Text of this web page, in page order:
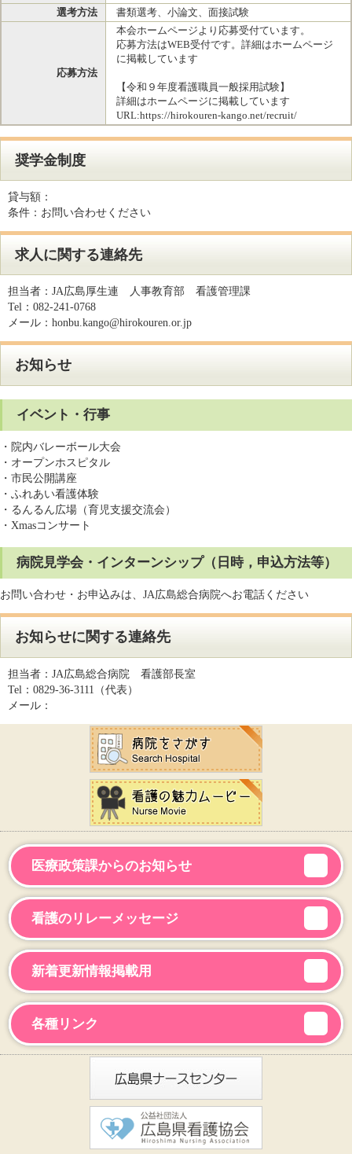
選考方法
書類選考、小論文、面接試験
応募方法
本会ホームページより応募受付ています。
応募方法はWEB受付です。詳細はホームページ
に掲載しています
【令和９年度看護職員一般採用試験】
詳細はホームページに掲載しています
URL:https://hirokouren-kango.net/recruit/
奨学金制度
貸与額：
条件： お問い合わせください
求人に関する連絡先
担当者： JA広島厚生連 人事教育部 看護管理課
Tel： 082-241-0768
メール： honbu.kango@hirokouren.or.jp
お知らせ
イベント・行事
・院内バレーボール大会
・オープンホスピタル
・市民公開講座
・ふれあい看護体験
・るんるん広場（育児支援交流会）
・Xmasコンサート
病院見学会・インターンシップ（日時，申込方法等）
お問い合わせ・お申込みは、JA広島総合病院へお電話ください
お知らせに関する連絡先
担当者： JA広島総合病院 看護部長室
Tel： 0829-36-3111（代表）
メール：
医療政策課からのお知らせ
看護のリレーメッセージ
新着更新情報掲載用
各種リンク